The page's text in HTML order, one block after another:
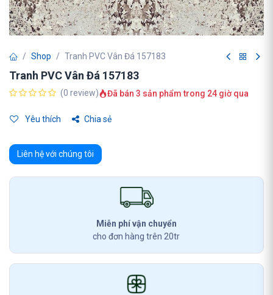
Shop Tranh PVC Vân Đá 157183
Tranh PVC Vân Đá 157183
(0 review) Đã bán 3 sản phẩm trong 24 giờ qua
Yêu thích Chia sẻ
Liên hệ với chúng tôi
Miễn phí vận chuyển
cho đơn hàng trên 20tr